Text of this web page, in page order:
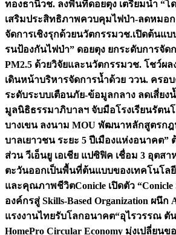
ทองธานีวช. ลงพื้นที่ดอยตุง เตรียมนำ “โ
เสริมประสิทธิภาพควบคุมไฟป่า-ลดหมอ
จัดการเชิงรุกด้วยนวัตกรรมวช.เปิดต้นแบ
รนป้องกันไฟป่า” ดอยตุง ยกระดับการจัด
PM2.5 ด้วยวิจัยและนวัตกรรมวช. โชว์ผ
เดินหน้าบริหารจัดการน้ำด้วย ววน. ครอ
ระดับระบบเตือนภัย-ข้อมูลกลาง ลดเสี่ยง
มูลนิธิธรรมาภิบาลฯ จับมือโรงเรียนรัต
บางเขน ลงนาม MOU พัฒนาหลักสูตรก
บาลเยาวชน ระยะ 5 ปีเมืองแห่งอนาคต”
ส่วน วีเอ็นยู เอเชีย แปซิฟิค เชื่อม 3 อุตส
ตะวันออกเป็นพื้นที่ต้นแบบของเทคโนโลยี
และคุณภาพชีวิตConicle เปิดตัว
องค์กรสู่ Skills-Based Organization ผนึ
แรงงานไทยรับโลกอนาคต“อุไรวรรณ ตั
HomePro Circular Economy มุ่งเปลี่ยน